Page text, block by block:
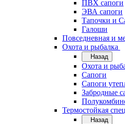
ПВХ сапоги
ЭВА сапоги
Тапочки и
Галоши
Повседневная и
Охота и рыбалка
Назад
Охота и
Сапоги
Сапоги
Забродные
Термостойкая
Назад